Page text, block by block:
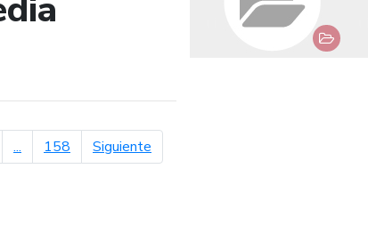
búsqueda
... 158 Siguiente